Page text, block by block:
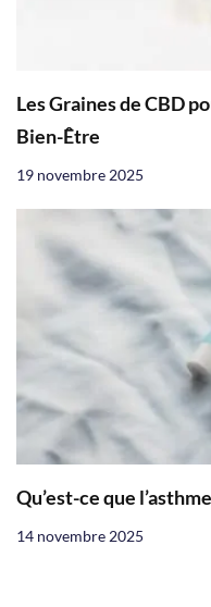
Les Graines de CBD
Bien-Être
19 novembre 2025
Qu’est-ce que
14 novembre 2025